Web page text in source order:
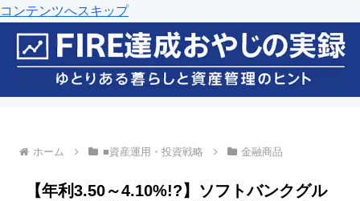
コンテンツへスキップ
ホーム ■資産運用・投資戦略 金融商品
【年利3.50～4.10%!?】ソフトバンクグル